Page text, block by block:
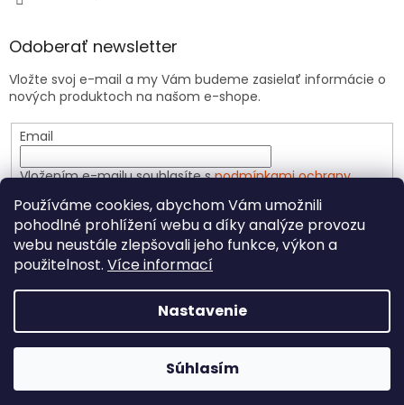
Používáme cookies, abychom Vám umožnili
pohodlné prohlížení webu a díky analýze provozu
webu neustále zlepšovali jeho funkce, výkon a
použitelnost. Více informací
Nastavenie
Súhlasím
Odoberať newsletter
Vložte svoj e-mail a my Vám budeme zasielať informácie o
nových produktoch na našom e-shope.
Email
Vložením e-mailu souhlasíte spodmínkami ochrany
PRIHLÁSIŤ SA
Vytvoril Shoptet
CeliakShop.sk. Všetky práva vyhradené.